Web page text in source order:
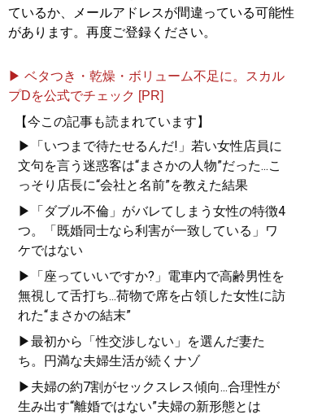
ているか、メールアドレスが間違っている可能性
があります。再度ご登録ください。
▶ ベタつき・乾燥・ボリューム不足に。スカル
プDを公式でチェック [PR]
【今この記事も読まれています】
▶「いつまで待たせるんだ!」若い女性店員に
文句を言う迷惑客は“まさかの人物”だった...こ
っそり店長に“会社と名前”を教えた結果
▶「ダブル不倫」がバレてしまう女性の特徴4
つ。「既婚同士なら利害が一致している」ワ
ケではない
▶「座っていいですか?」電車内で高齢男性を
無視して舌打ち...荷物で席を占領した女性に訪
れた“まさかの結末”
▶最初から「性交渉しない」を選んだ妻た
ち。円満な夫婦生活が続くナゾ
▶夫婦の約7割がセックスレス傾向...合理性が
生み出す“離婚ではない”夫婦の新形態とは